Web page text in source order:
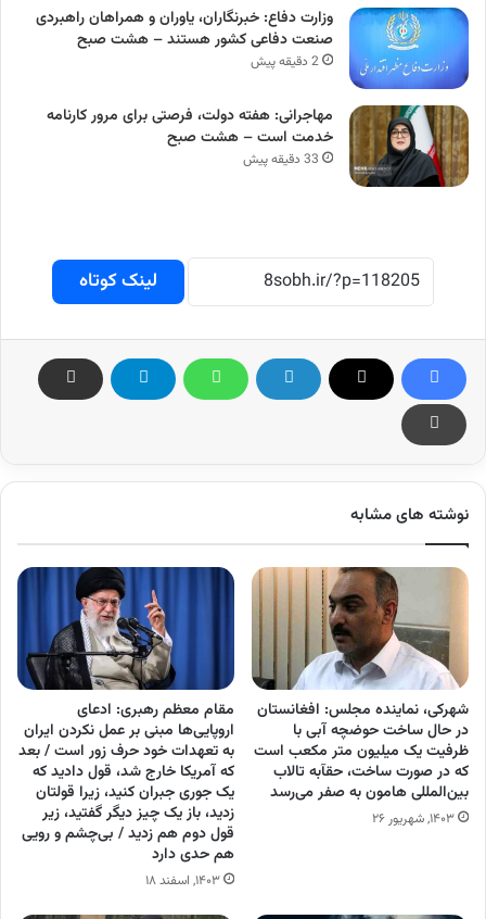
وزارت دفاع: خبرنگاران، یاوران و همراهان راهبردی
صنعت دفاعی کشور هستند – هشت صبح
2 دقیقه پیش
مهاجرانی: هفته دولت، فرصتی برای مرور کارنامه
خدمت است – هشت صبح
33 دقیقه پیش
لینک کوتاه
نوشته های مشابه
شهرکی، نماینده مجلس: افغانستان
در حال ساخت حوضچه آبی با
ظرفیت یک میلیون متر مکعب است
که در صورت ساخت، حقآبه تالاب
بین‌المللی هامون به صفر می‌رسد
۱۴۰۳, شهریور ۲۶
مقام معظم رهبری: ادعای
اروپایی‌ها مبنی بر عمل نکردن ایران
به تعهدات خود حرف زور است / بعد
که آمریکا خارج شد، قول دادید که
یک جوری جبران کنید، زیرا قولتان
زدید، باز یک چیز دیگر گفتید، زیر
قول دوم هم زدید / بی‌چشم و رویی
هم حدی دارد
۱۴۰۳, اسفند ۱۸